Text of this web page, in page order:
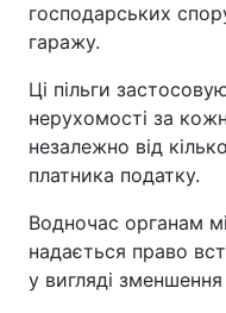
господарських
гаражу.
Ці пільги
нерухомості за
незалежно від
платника податку.
Водночас органам
надається право
у вигляді